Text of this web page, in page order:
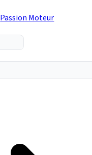
Passion Moteur